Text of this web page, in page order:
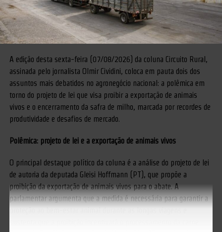
A edição desta sexta-feira (07/08/2026) da coluna Circuito Rural,
assinada pelo jornalista Olmir Cividini, coloca em pauta dois dos
assuntos mais debatidos no agronegócio nacional: a polêmica em
torno do projeto de lei que visa proibir a exportação de animais
vivos e o encerramento da safra de milho, marcada por recordes de
produtividade e desafios de mercado.
Polêmica: projeto de lei e a exportação de animais vivos
O principal destaque político da coluna é a análise do projeto de lei
de autoria da deputada Gleisi Hoffmann (PT), que propõe a
proibição da exportação de animais vivos para o abate. A
parlamentar argumenta que a medida é necessária para garantir a